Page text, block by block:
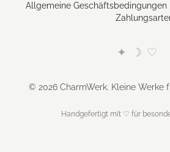
Allgemeine Geschäftsbedingungen
✦ ☽ ♡
© 2026 CharmWerk. Kleine Werke
Handgefertigt mit ♡ für